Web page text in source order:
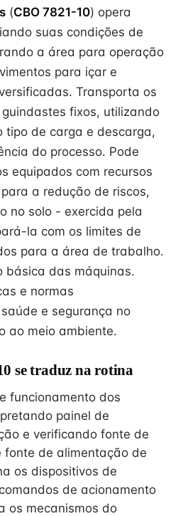
(CBO 7821-10) opera
suas condições de
a área para operação
para içar e
Transporta os
fixos, utilizando
tipo de carga e descarga,
do processo. Pode
equipados com recursos
a redução de riscos,
no solo - exercida pela
la com os limites de
para a área de trabalho.
básica das máquinas.
e normas
e segurança no
ao meio ambiente.
se traduz na rotina
funcionamento dos
painel de
e verificando fonte de
fonte de alimentação de
os dispositivos de
de acionamento
os mecanismos do